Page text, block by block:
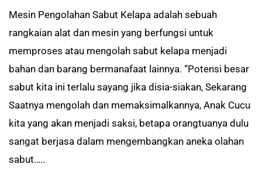
Mesin Pengolahan Sabut Kelapa adalah sebuah
rangkaian alat dan mesin yang berfungsi untuk
memproses atau mengolah sabut kelapa menjadi
bahan dan barang bermanafaat lainnya. “Potensi besar
sabut kita ini terlalu sayang jika disia-siakan, Sekarang
Saatnya mengolah dan memaksimalkannya, Anak Cucu
kita yang akan menjadi saksi, betapa orangtuanya dulu
sangat berjasa dalam mengembangkan aneka olahan
sabut…..